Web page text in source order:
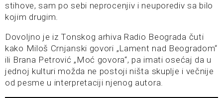
stihove, sam po sebi neprocenjiv i neuporediv sa bilo
kojim drugim.
Dovoljno je iz Tonskog arhiva Radio Beograda čuti
kako Miloš Crnjanski govori „Lament nad Beogradom“
ili Brana Petrović „Moć govora“, pa imati osećaj da u
jednoj kulturi možda ne postoji ništa skuplje i večnije
od pesme u interpretaciji njenog autora.